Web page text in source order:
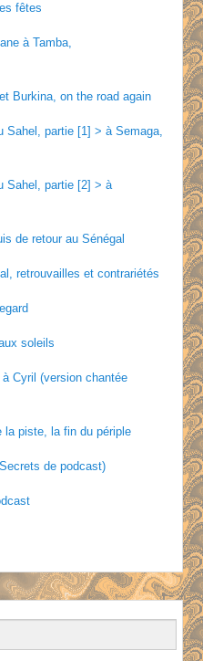
fêtes
à Tamba,
Burkina, on the road again
Sahel, partie [1] > à Semaga,
Sahel, partie [2] > à
de retour au Sénégal
retrouvailles et contrariétés
soleils
Cyril (version chantée
la piste, la fin du périple
de podcast)